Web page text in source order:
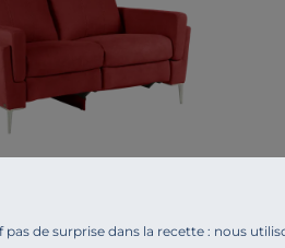
pas de surprise dans la recette : nous